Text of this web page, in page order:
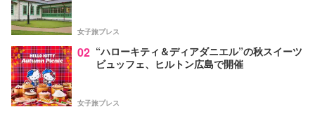
女子旅プレス
02 “ハローキティ＆ディアダニエル”の秋スイーツ
ビュッフェ、ヒルトン広島で開催
女子旅プレス